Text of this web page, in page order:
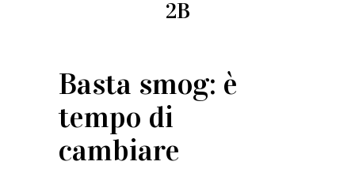
2B
Basta smog: è
tempo di
cambiare